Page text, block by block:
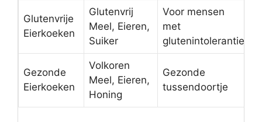
Glutenvrije
Eierkoeken
Glutenvrij
Meel, Eieren,
Suiker
Voor mensen
met
glutenintolerantie
Gezonde
Eierkoeken
Volkoren
Meel, Eieren,
Honing
Gezonde
tussendoortje